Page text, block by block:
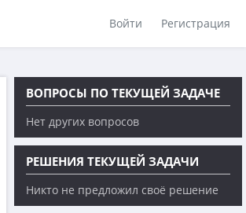
Войти Регистрация
ВОПРОСЫ ПО ТЕКУЩЕЙ ЗАДАЧЕ
Нет других вопросов
РЕШЕНИЯ ТЕКУЩЕЙ ЗАДАЧИ
Никто не предложил своё решение